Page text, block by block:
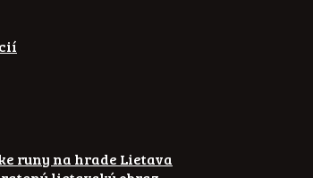
runy na hrade Lietava